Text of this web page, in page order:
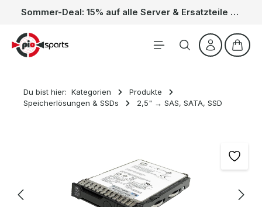
Zum Hauptinhalt springen Sommer-Deal: 15% auf alle Server & Ersatzteile – Kein Code nötig, der Rabatt wird automatisch im Warenkorb abgezogen. Gültig vom 01.06. bis 31.08.
Du bist hier: Kategorien
Produkte
Speicherlösungen & SSDs
2,5" → SAS, SATA, SSD